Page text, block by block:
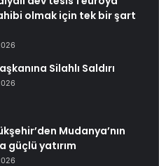
olmak için tek bir şart
Silahlı Saldırı
Mudanya’nın
güçlü yatırım